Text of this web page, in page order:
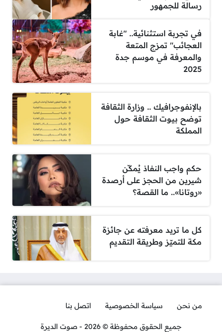
رسالة للجمهور
في تجربة استثنائية.. "غابة
العجائب" تمزج المتعة
والمعرفة في موسم جدة
2025
بالإنفوجرافيك .. وزارة الثقافة
توضح بيوت الثقافة حول
المملكة
حكم واجب النفاذ يُمكّن
شيرين من الحجز على أرصدة
«روتانا».. ما القصة؟
كل ما تريد معرفته عن جائزة
مكة للتميّز وطريقة التقديم
من نحن سياسة الخصوصية اتصل بنا
جميع الحقوق محفوظة © 2026 - صوت الديرة